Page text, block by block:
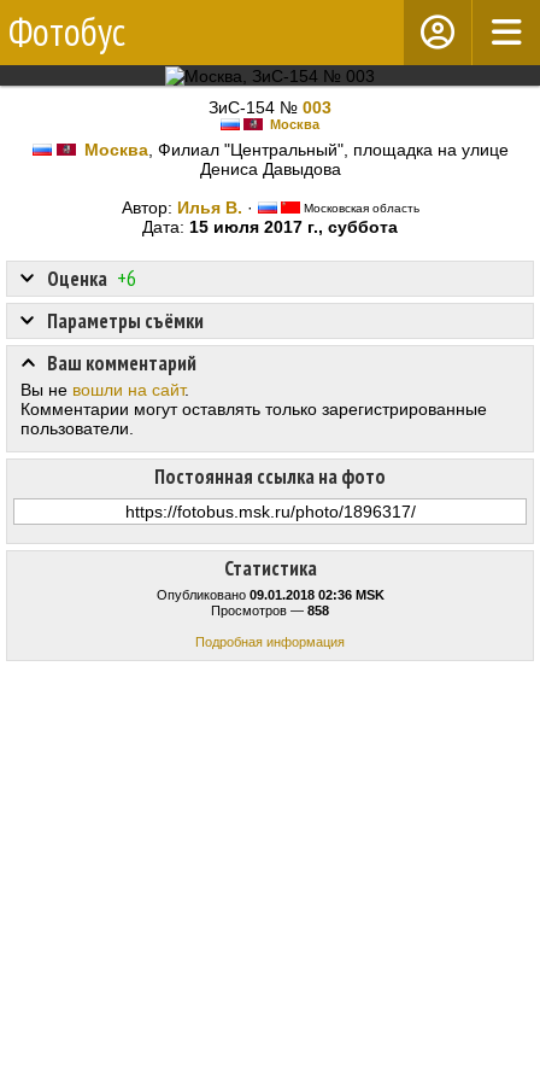
Фотобус
ЗиС-154 № 003
Москва
Москва, Филиал "Центральный", площадка на улице
Дениса Давыдова
Автор: Илья В. · Московская область
Дата: 15 июля 2017 г., суббота
Статистика
Опубликовано 09.01.2018 02:36 MSK
Просмотров — 858
Подробная информация
Оценка +6
Постоянная ссылка на фото
Параметры съёмки
Ваш комментарий
Вы не вошли на сайт.
Комментарии могут оставлять только зарегистрированные
пользователи.